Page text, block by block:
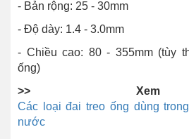
- Bản rộng: 25 - 30mm
- Độ dày: 1.4 - 3.0mm
- Chiều cao: 80 - 355mm (tùy
ống)
>> Xem
Các loại đai treo ống dùng
nước